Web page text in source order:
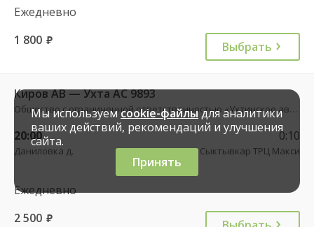
Ежедневно
1 800 руб. Выбрать
Киров АВ — Ухта АС 9893
Общество с ограниченной ответственностью «Ухтинское автотранспортное предприятие»
20:00
Даниловка д.
0:10
Сыктывкар ТРЦ Макси
Ежедневно
2 500 руб.
Мы используемcookie-файлыдля аналитики
ваших действий, рекомендаций и улучшения
сайта.
Принять